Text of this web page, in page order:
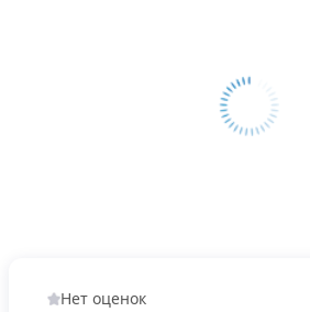
Нет оценок